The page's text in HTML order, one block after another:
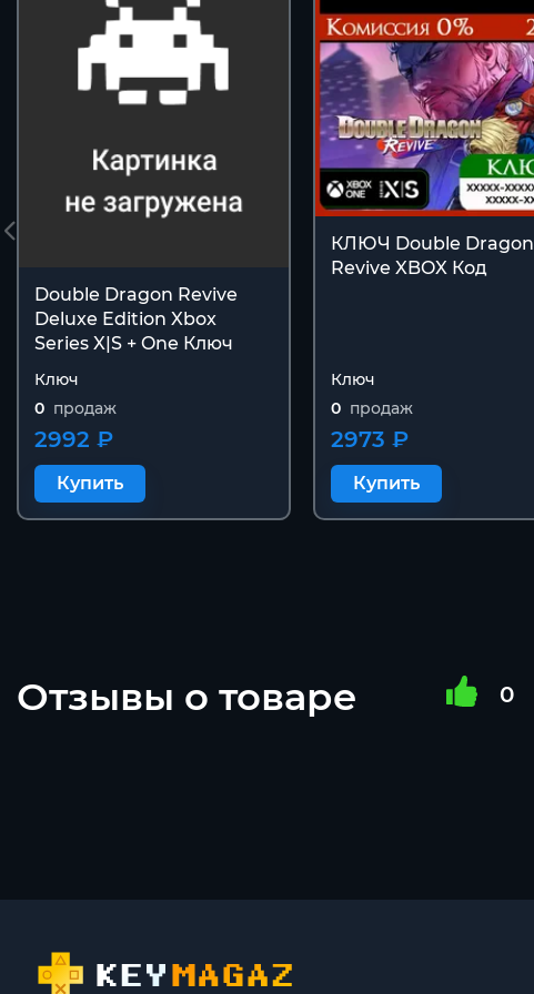
Double Dragon Revive
Deluxe Edition Xbox
Series X|S + One Ключ
Ключ
0 продаж
2992 ₽
Купить
КЛЮЧ Double Dragon
Revive XBOX Код
Ключ
0 продаж
2973 ₽
Купить
Отзывы о товаре 0